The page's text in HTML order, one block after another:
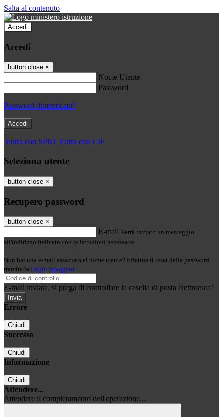
Salta al contenuto
Accedi
Accedi
button close ×
Nome Utente
Password
Password dimenticata?
-
Entra con SPID Entra con CIE
Seleziona utente
button close ×
Recupero password
button close ×
E-mail Verrà inviato un messaggio
all'indirizzo indicato con le istruzioni necessarie.
Non hai una e-mail associata al nome utente? Effettua il reset della password
tramite la Login Spaggiari
E-mail inviata, si prega di controllare la casella di posta elettronica!
Errore
Chiudi
Successo
Chiudi
Informazione
Chiudi
Attendere...
Attendere il completamento dell'operazione...